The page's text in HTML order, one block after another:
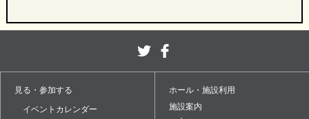
見る・参加する
イベントカレンダー
ホール・施設利用
施設案内